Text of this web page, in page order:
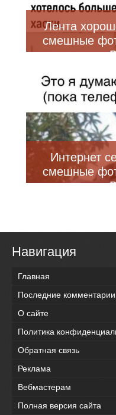
Лента
смешные
Интернет
смешные
Навигация
Главная
Последние комментарии
О сайте
Политика
Обратная связь
Реклама
Вебмастерам
Полная версия сайта